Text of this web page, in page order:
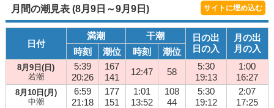
月間の潮見表 (8月9日～9月9日) サイトに埋め込む
日付
満潮 干潮
日の出
日の入
月の出
月の入
時刻 潮位 時刻 潮位
8月9日(日)
若潮
5:39
20:26
167
141
12:47 58
5:30
19:13
1:00
16:27
8月10日(月)
中潮
6:59
21:18
177
151
1:01
13:52
108
44
5:30
19:12
2:07
17:25